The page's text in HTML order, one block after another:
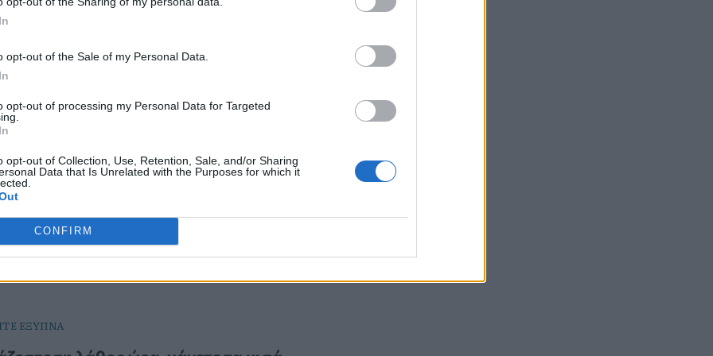
opt-out of the Sale of my Personal Data.
opt-out of processing my Personal Data for Targeted
opt-out of Collection, Use, Retention, Sale, and/or Sharing
Data that Is Unrelated with the Purposes for which it
CONFIRM
για αύξηση μυϊκής μάζας
τρώτε μετά τη γυμναστική για να ενισχύσετε τη
Υπάρχουν σνακ που μπορούν να στηρίξουν την
και να συμβάλουν στην ανάπτυξη των μυών.
ΕΞΥΠΝΑ